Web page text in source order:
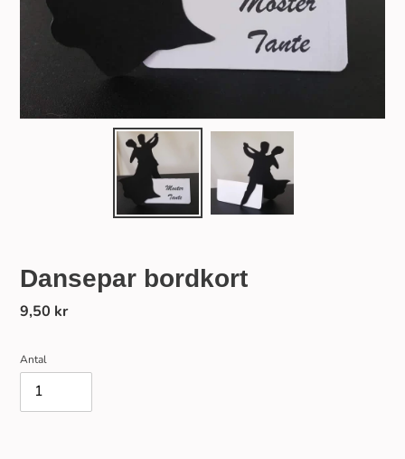
Dansepar bordkort
Normalpris
9,50 kr
Antal